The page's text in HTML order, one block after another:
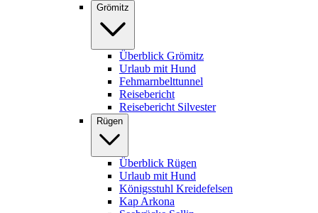
Grömitz
Überblick Grömitz
Urlaub mit Hund
Fehmarnbelttunnel
Reisebericht
Reisebericht Silvester
Rügen
Überblick Rügen
Urlaub mit Hund
Königsstuhl Kreidefelsen
Kap Arkona